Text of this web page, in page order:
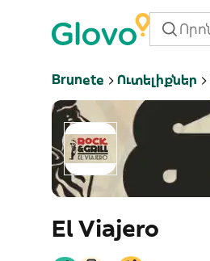
Brunete Ուտելիքներ
El Viajero